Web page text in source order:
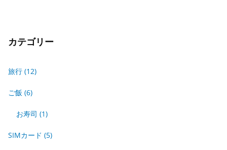
カテゴリー
旅行 (12)
ご飯 (6)
お寿司 (1)
SIMカード (5)